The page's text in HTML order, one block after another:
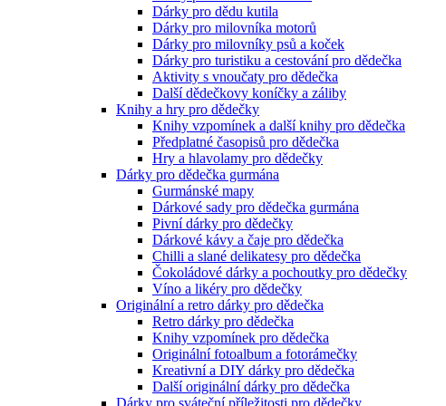
Dárky pro dědu kutila
Dárky pro milovníka motorů
Dárky pro milovníky psů a koček
Dárky pro turistiku a cestování pro dědečka
Aktivity s vnoučaty pro dědečka
Další dědečkovy koníčky a záliby
Knihy a hry pro dědečky
Knihy vzpomínek a další knihy pro dědečka
Předplatné časopisů pro dědečka
Hry a hlavolamy pro dědečky
Dárky pro dědečka gurmána
Gurmánské mapy
Dárkové sady pro dědečka gurmána
Pivní dárky pro dědečky
Dárkové kávy a čaje pro dědečka
Chilli a slané delikatesy pro dědečka
Čokoládové dárky a pochoutky pro dědečky
Víno a likéry pro dědečky
Originální a retro dárky pro dědečka
Retro dárky pro dědečka
Knihy vzpomínek pro dědečka
Originální fotoalbum a fotorámečky
Kreativní a DIY dárky pro dědečka
Další originální dárky pro dědečka
Dárky pro sváteční příležitosti pro dědečky